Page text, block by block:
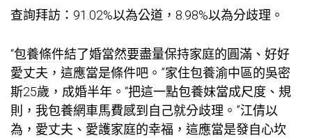
查詢拜訪：91.02%以為公道，8.98%以為分歧理。
“包養條件結了婚當然要盡量保持家庭的圓滿、好好
愛丈夫，這應當是條件吧。”家住包養渝中區的吳密
斯25歲，成婚半年。“把這一點包養妹當成尺度、規
則，我包養網車馬費感到自己就分歧理。”江倩以
為，愛丈夫、愛護家庭的幸福，這應當是發自心坎